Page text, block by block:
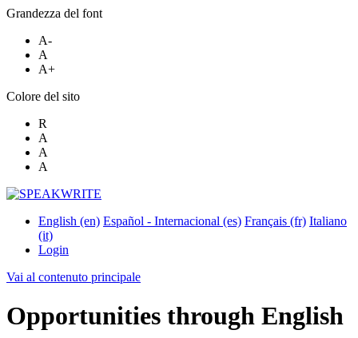
Grandezza del font
A-
A
A+
Colore del sito
R
A
A
A
English ‎(en)‎ Español - Internacional ‎(es)‎ Français ‎(fr)‎ Italiano
‎(it)‎
Login
Vai al contenuto principale
Opportunities through English